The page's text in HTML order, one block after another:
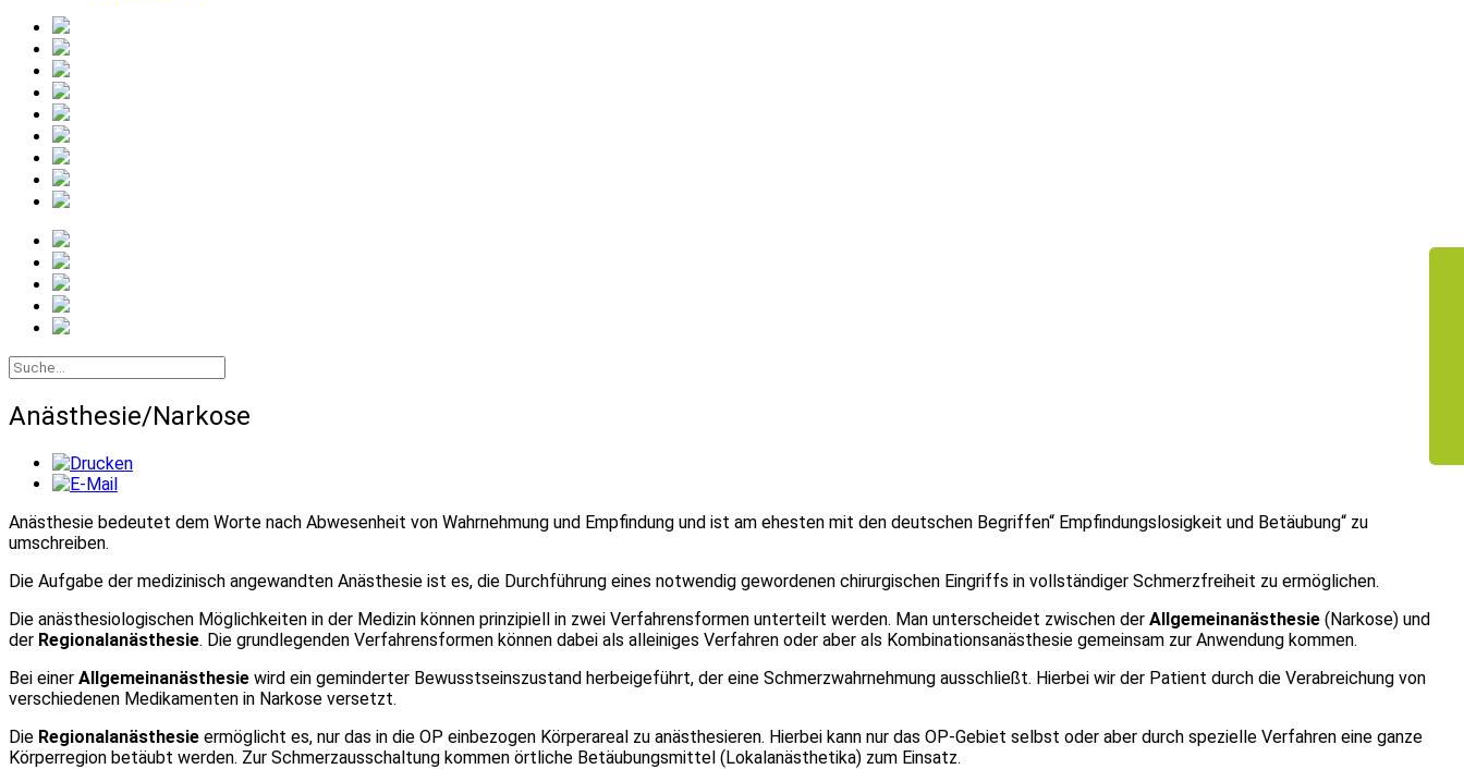
Anästhesie/Narkose
Anästhesie bedeutet dem Worte nach Abwesenheit von Wahrnehmung und Empfindung und ist am ehesten mit den deutschen Begriffen“ Empfindungslosigkeit und Betäubung“ zu
umschreiben.
Die Aufgabe der medizinisch angewandten Anästhesie ist es, die Durchführung eines notwendig gewordenen chirurgischen Eingriffs in vollständiger Schmerzfreiheit zu ermöglichen.
Die anästhesiologischen Möglichkeiten in der Medizin können prinzipiell in zwei Verfahrensformen unterteilt werden. Man unterscheidet zwischen der Allgemeinanästhesie (Narkose) und
der Regionalanästhesie. Die grundlegenden Verfahrensformen können dabei als alleiniges Verfahren oder aber als Kombinationsanästhesie gemeinsam zur Anwendung kommen.
Bei einer Allgemeinanästhesie wird ein geminderter Bewusstseinszustand herbeigeführt, der eine Schmerzwahrnehmung ausschließt. Hierbei wir der Patient durch die Verabreichung von
verschiedenen Medikamenten in Narkose versetzt.
Die Regionalanästhesie ermöglicht es, nur das in die OP einbezogen Körperareal zu anästhesieren. Hierbei kann nur das OP-Gebiet selbst oder aber durch spezielle Verfahren eine ganze
Körperregion betäubt werden. Zur Schmerzausschaltung kommen örtliche Betäubungsmittel (Lokalanästhetika) zum Einsatz.